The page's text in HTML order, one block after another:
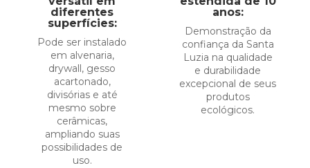
diferentes
superfícies:
Pode ser instalado
em alvenaria,
drywall, gesso
acartonado,
divisórias e até
mesmo sobre
cerâmicas,
ampliando suas
possibilidades de
uso.
anos:
Demonstração da
confiança da Santa
Luzia na qualidade
e durabilidade
excepcional de seus
produtos
ecológicos.